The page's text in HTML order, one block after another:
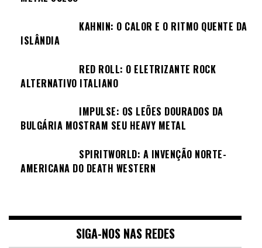
KAHNIN: O CALOR E O RITMO QUENTE DA
ISLÂNDIA
RED ROLL: O ELETRIZANTE ROCK
ALTERNATIVO ITALIANO
IMPULSE: OS LEÕES DOURADOS DA
BULGÁRIA MOSTRAM SEU HEAVY METAL
SPIRITWORLD: A INVENÇÃO NORTE-
AMERICANA DO DEATH WESTERN
SIGA-NOS NAS REDES